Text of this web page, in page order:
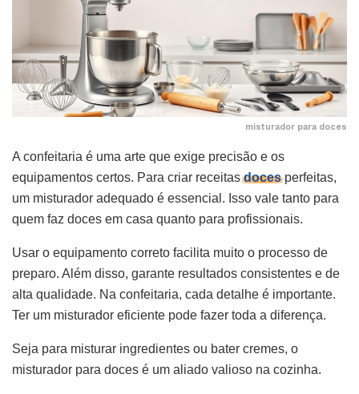
misturador para doces
A confeitaria é uma arte que exige precisão e os
equipamentos certos. Para criar receitasdocesperfeitas,
um misturador adequado é essencial. Isso vale tanto para
quem faz doces em casa quanto para profissionais.
Usar o equipamento correto facilita muito o processo de
preparo. Além disso, garante resultados consistentes e de
alta qualidade. Na confeitaria, cada detalhe é importante.
Ter um misturador eficiente pode fazer toda a diferença.
Seja para misturar ingredientes ou bater cremes, o
misturador para doces é um aliado valioso na cozinha.